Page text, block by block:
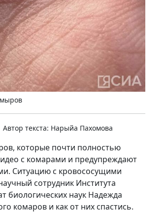
Автор текста: Нарыйа Пахомова
которые почти полностью
с комарами и предупреждают
Ситуацию с кровососущими
сотрудник Института
биологических наук Надежда
комаров и как от них спастись.